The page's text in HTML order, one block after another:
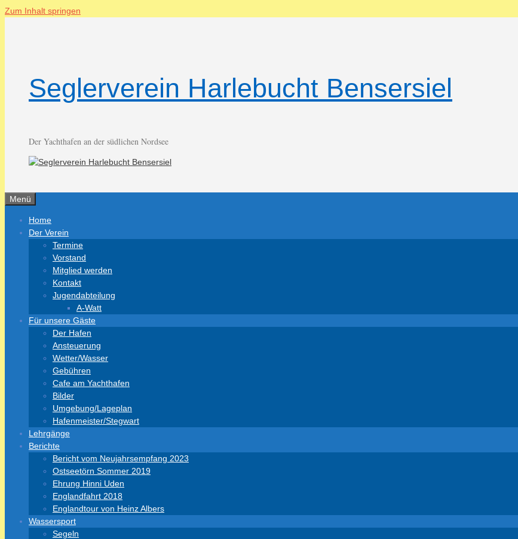
Zum Inhalt springen
Seglerverein Harlebucht Bensersiel
Der Yachthafen an der südlichen Nordsee
Menü
Home
Der Verein
Termine
Vorstand
Mitglied werden
Kontakt
Jugendabteilung
A-Watt
Für unsere Gäste
Der Hafen
Ansteuerung
Wetter/Wasser
Gebühren
Cafe am Yachthafen
Bilder
Umgebung/Lageplan
Hafenmeister/Stegwart
Lehrgänge
Berichte
Bericht vom Neujahrsempfang 2023
Ostseetörn Sommer 2019
Ehrung Hinni Uden
Englandfahrt 2018
Englandtour von Heinz Albers
Wassersport
Segeln